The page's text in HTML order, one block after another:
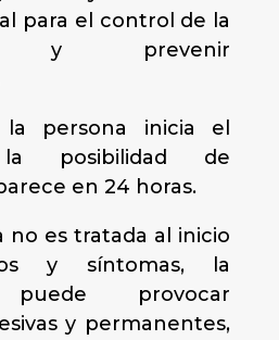
para el control de la
y prevenir
persona inicia el
la posibilidad de
en 24 horas.
no es tratada al inicio
y síntomas, la
puede provocar
y permanentes,